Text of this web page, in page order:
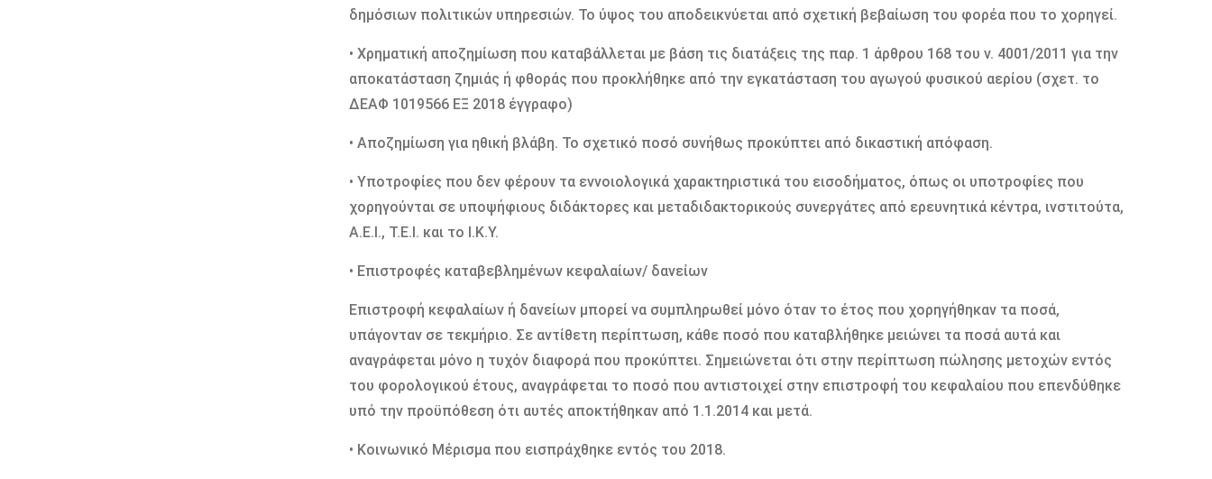
δημόσιων πολιτικών υπηρεσιών. Το ύψος του αποδεικνύεται από σχετική βεβαίωση του φορέα που το χορηγεί.
• Χρηματική αποζημίωση που καταβάλλεται με βάση τις διατάξεις της παρ. 1 άρθρου 168 του ν. 4001/2011 για την
αποκατάσταση ζημιάς ή φθοράς που προκλήθηκε από την εγκατάσταση του αγωγού φυσικού αερίου (σχετ. το
ΔΕΑΦ 1019566 ΕΞ 2018 έγγραφο)
• Αποζημίωση για ηθική βλάβη. Το σχετικό ποσό συνήθως προκύπτει από δικαστική απόφαση.
• Υποτροφίες που δεν φέρουν τα εννοιολογικά χαρακτηριστικά του εισοδήματος, όπως οι υποτροφίες που
χορηγούνται σε υποψήφιους διδάκτορες και μεταδιδακτορικούς συνεργάτες από ερευνητικά κέντρα, ινστιτούτα,
Α.Ε.Ι., Τ.Ε.Ι. και το Ι.Κ.Υ.
• Επιστροφές καταβεβλημένων κεφαλαίων/ δανείων
Επιστροφή κεφαλαίων ή δανείων μπορεί να συμπληρωθεί μόνο όταν το έτος που χορηγήθηκαν τα ποσά,
υπάγονταν σε τεκμήριο. Σε αντίθετη περίπτωση, κάθε ποσό που καταβλήθηκε μειώνει τα ποσά αυτά και
αναγράφεται μόνο η τυχόν διαφορά που προκύπτει. Σημειώνεται ότι στην περίπτωση πώλησης μετοχών εντός
του φορολογικού έτους, αναγράφεται το ποσό που αντιστοιχεί στην επιστροφή του κεφαλαίου που επενδύθηκε
υπό την προϋπόθεση ότι αυτές αποκτήθηκαν από 1.1.2014 και μετά.
• Κοινωνικό Μέρισμα που εισπράχθηκε εντός του 2018.